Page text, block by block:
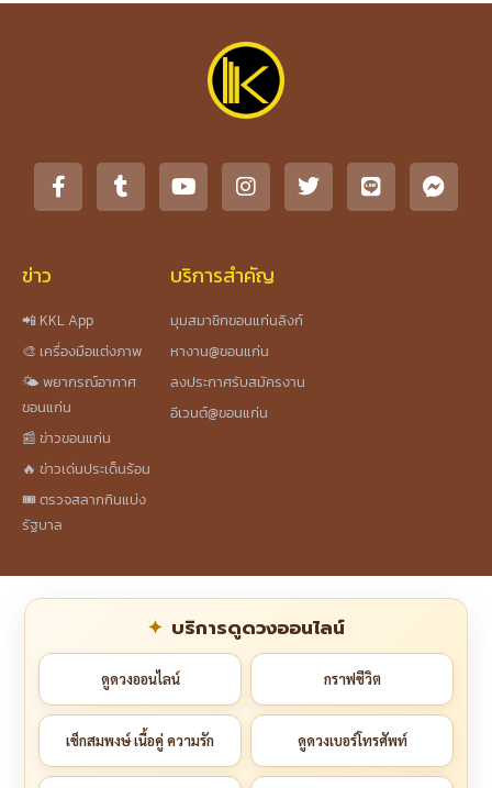
ข่าว
📲 KKL App
🎨 เครื่องมือแต่งภาพ
🌤️ พยากรณ์อากาศ
ขอนแก่น
📰 ข่าวขอนแก่น
🔥 ข่าวเด่นประเด็นร้อน
🎟️ ตรวจสลากกินแบ่ง
รัฐบาล
บริการสำคัญ
มุมสมาชิกขอนแก่นลิงก์
หางาน@ขอนแก่น
ลงประกาศรับสมัครงาน
อีเวนต์@ขอนแก่น
บริการดูดวงออนไลน์
ดูดวงออนไลน์ กราฟชีวิต
เช็กสมพงษ์ เนื้อคู่ ความรัก ดูดวงเบอร์โทรศัพท์